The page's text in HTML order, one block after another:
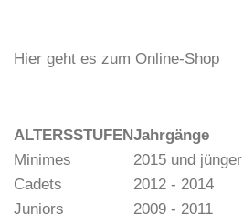
Hier geht es zum Online-Shop
ALTERSSTUFENJahrgänge
Minimes
2015 und jünger
Cadets
2012 - 2014
Juniors
2009 - 2011